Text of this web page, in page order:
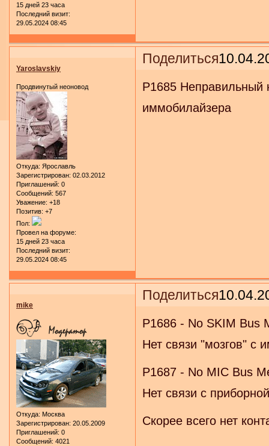
15 дней 23 часа
Последний визит:
29.05.2024 08:45
Поделиться
Yaroslavskiy
Продвинутый неоновод
Откуда: Ярославль
Зарегистрирован: 02.03.2012
Приглашений: 0
Сообщений: 567
Уважение: +18
Позитив: +7
Пол:
Провел на форуме:
15 дней 23 часа
Последний визит:
29.05.2024 08:45
P1685 Неправильный
иммобилайзера
Поделиться
mike
Откуда: Москва
Зарегистрирован: 20.05.2009
Приглашений: 0
Сообщений: 4021
P1686 - No SKIM Bus
Нет связи "мозгов" с
P1687 - No MIC Bus
Нет связи с
Скорее всего нет